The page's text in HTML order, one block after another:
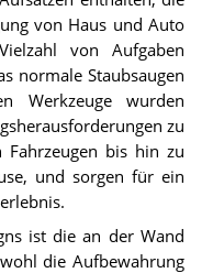
von Haus und Auto
von Aufgaben
normale Staubsaugen
Werkzeuge wurden
zu
Fahrzeugen bis hin zu
und sorgen für ein
ist die an der Wand
die Aufbewahrung